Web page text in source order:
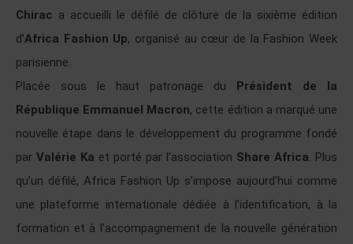
Chirac a accueilli le défilé de clôture de la sixième édition
d’Africa Fashion Up, organisé au cœur de la Fashion Week
parisienne.
Placée sous le haut patronage du Président de la
République Emmanuel Macron, cette édition a marqué une
nouvelle étape dans le développement du programme fondé
par Valérie Ka et porté par l’association Share Africa. Plus
qu’un défilé, Africa Fashion Up s’impose aujourd’hui comme
une plateforme internationale dédiée à l’identification, à la
formation et à l’accompagnement de la nouvelle génération